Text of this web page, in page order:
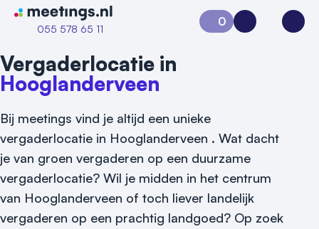
Naar home van Meetings
055 578 65 11
Vraag locatie aan
0
Aanvraag 0Inloggen
Vergaderlocatie in
Hooglanderveen
Bij meetings vind je altijd een unieke
vergaderlocatie in Hooglanderveen . Wat dacht
je van groen vergaderen op een duurzame
vergaderlocatie? Wil je midden in het centrum
van Hooglanderveen of toch liever landelijk
vergaderen op een prachtig landgoed? Op zoek